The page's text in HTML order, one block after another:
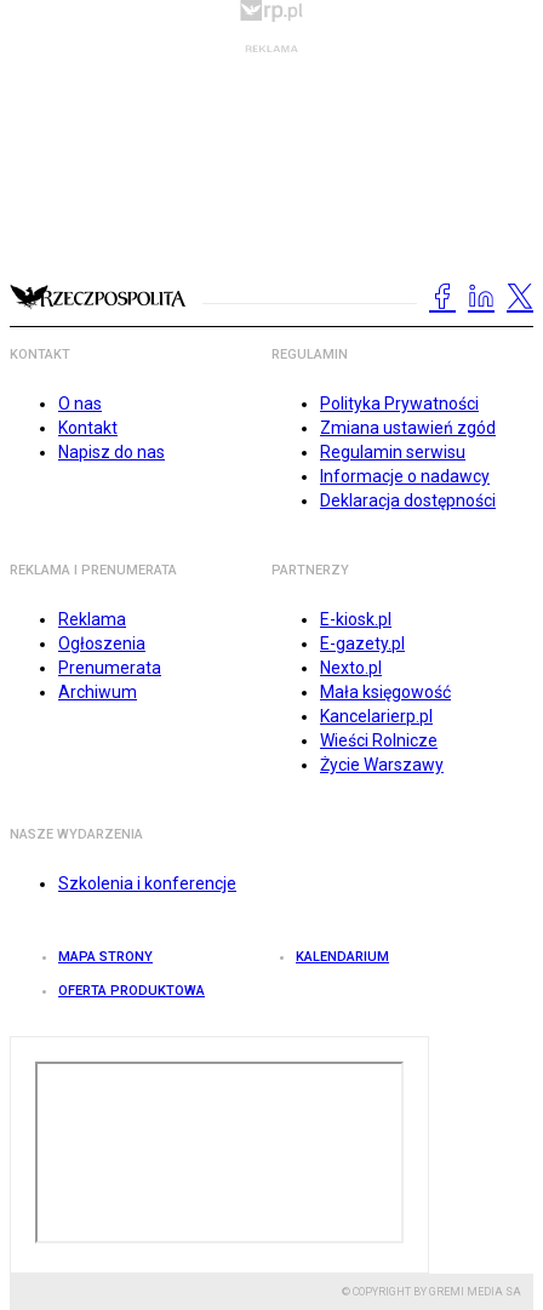
KONTAKT
O nas
Kontakt
Napisz do nas
REGULAMIN
Polityka Prywatności
Zmiana ustawień zgód
Regulamin serwisu
Informacje o nadawcy
Deklaracja dostępności
REKLAMA I PRENUMERATA
Reklama
Ogłoszenia
Prenumerata
Archiwum
PARTNERZY
E-kiosk.pl
E-gazety.pl
Nexto.pl
Mała księgowość
Kancelarierp.pl
Wieści Rolnicze
Życie Warszawy
NASZE WYDARZENIA
Szkolenia i konferencje
MAPA STRONY KALENDARIUM
OFERTA PRODUKTOWA
© COPYRIGHT BY GREMI MEDIA SA